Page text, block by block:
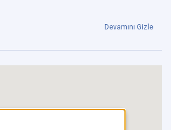
Devamını Gizle